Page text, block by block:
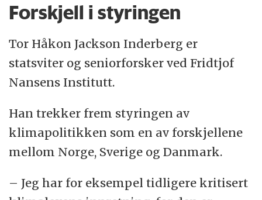
Forskjell i styringen
Tor Håkon Jackson Inderberg er
statsviter og seniorforsker ved Fridtjof
Nansens Institutt.
Han trekker frem styringen av
klimapolitikken som en av forskjellene
mellom Norge, Sverige og Danmark.
– Jeg har for eksempel tidligere kritisert